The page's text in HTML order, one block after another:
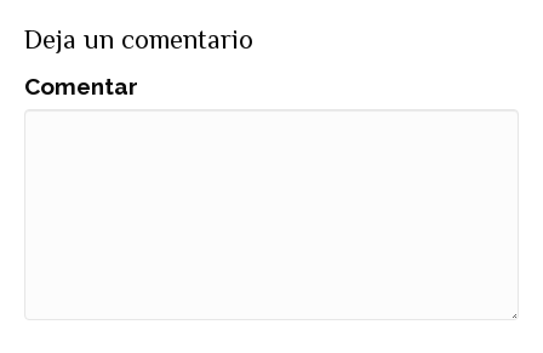
Deja un comentario
Comentar